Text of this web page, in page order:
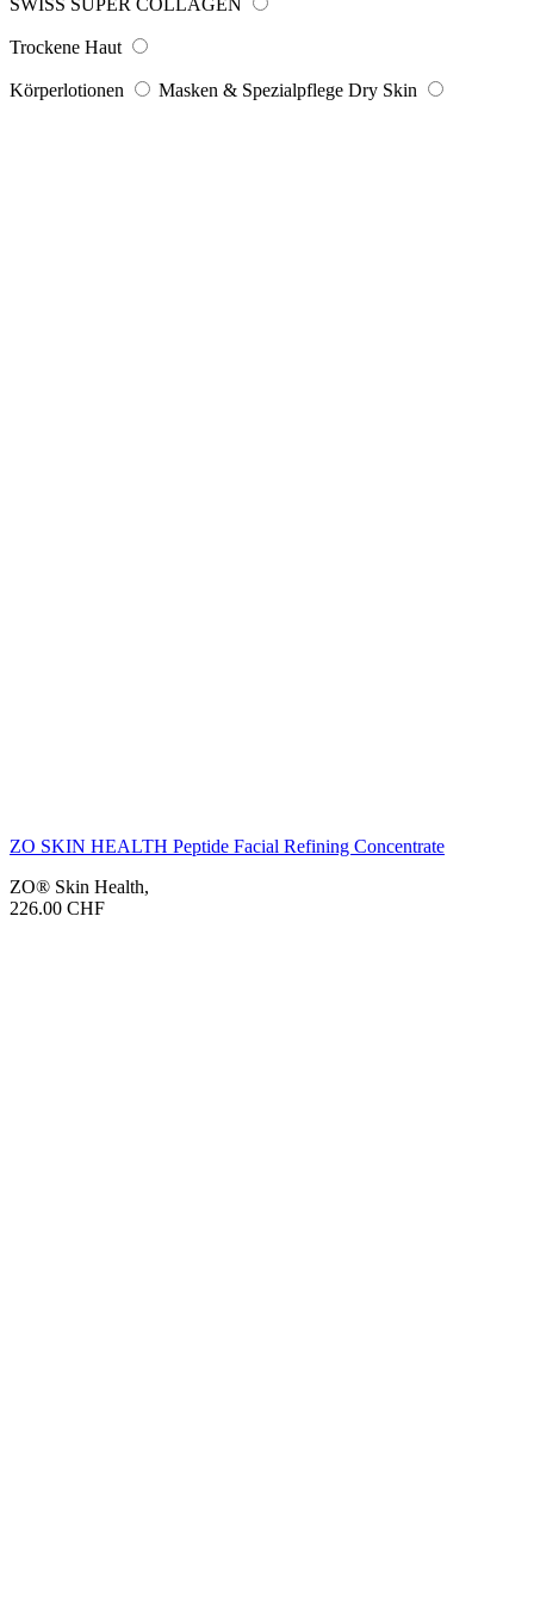
Trockene Haut
Körperlotionen Masken & Spezialpflege Dry Skin
ZO SKIN HEALTH Peptide Facial Refining Concentrate
ZO® Skin Health,
226.00 CHF